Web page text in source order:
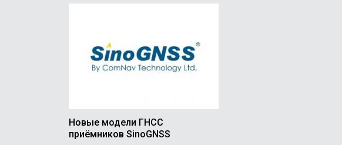
Новые модели ГНСС
приёмников SinoGNSS